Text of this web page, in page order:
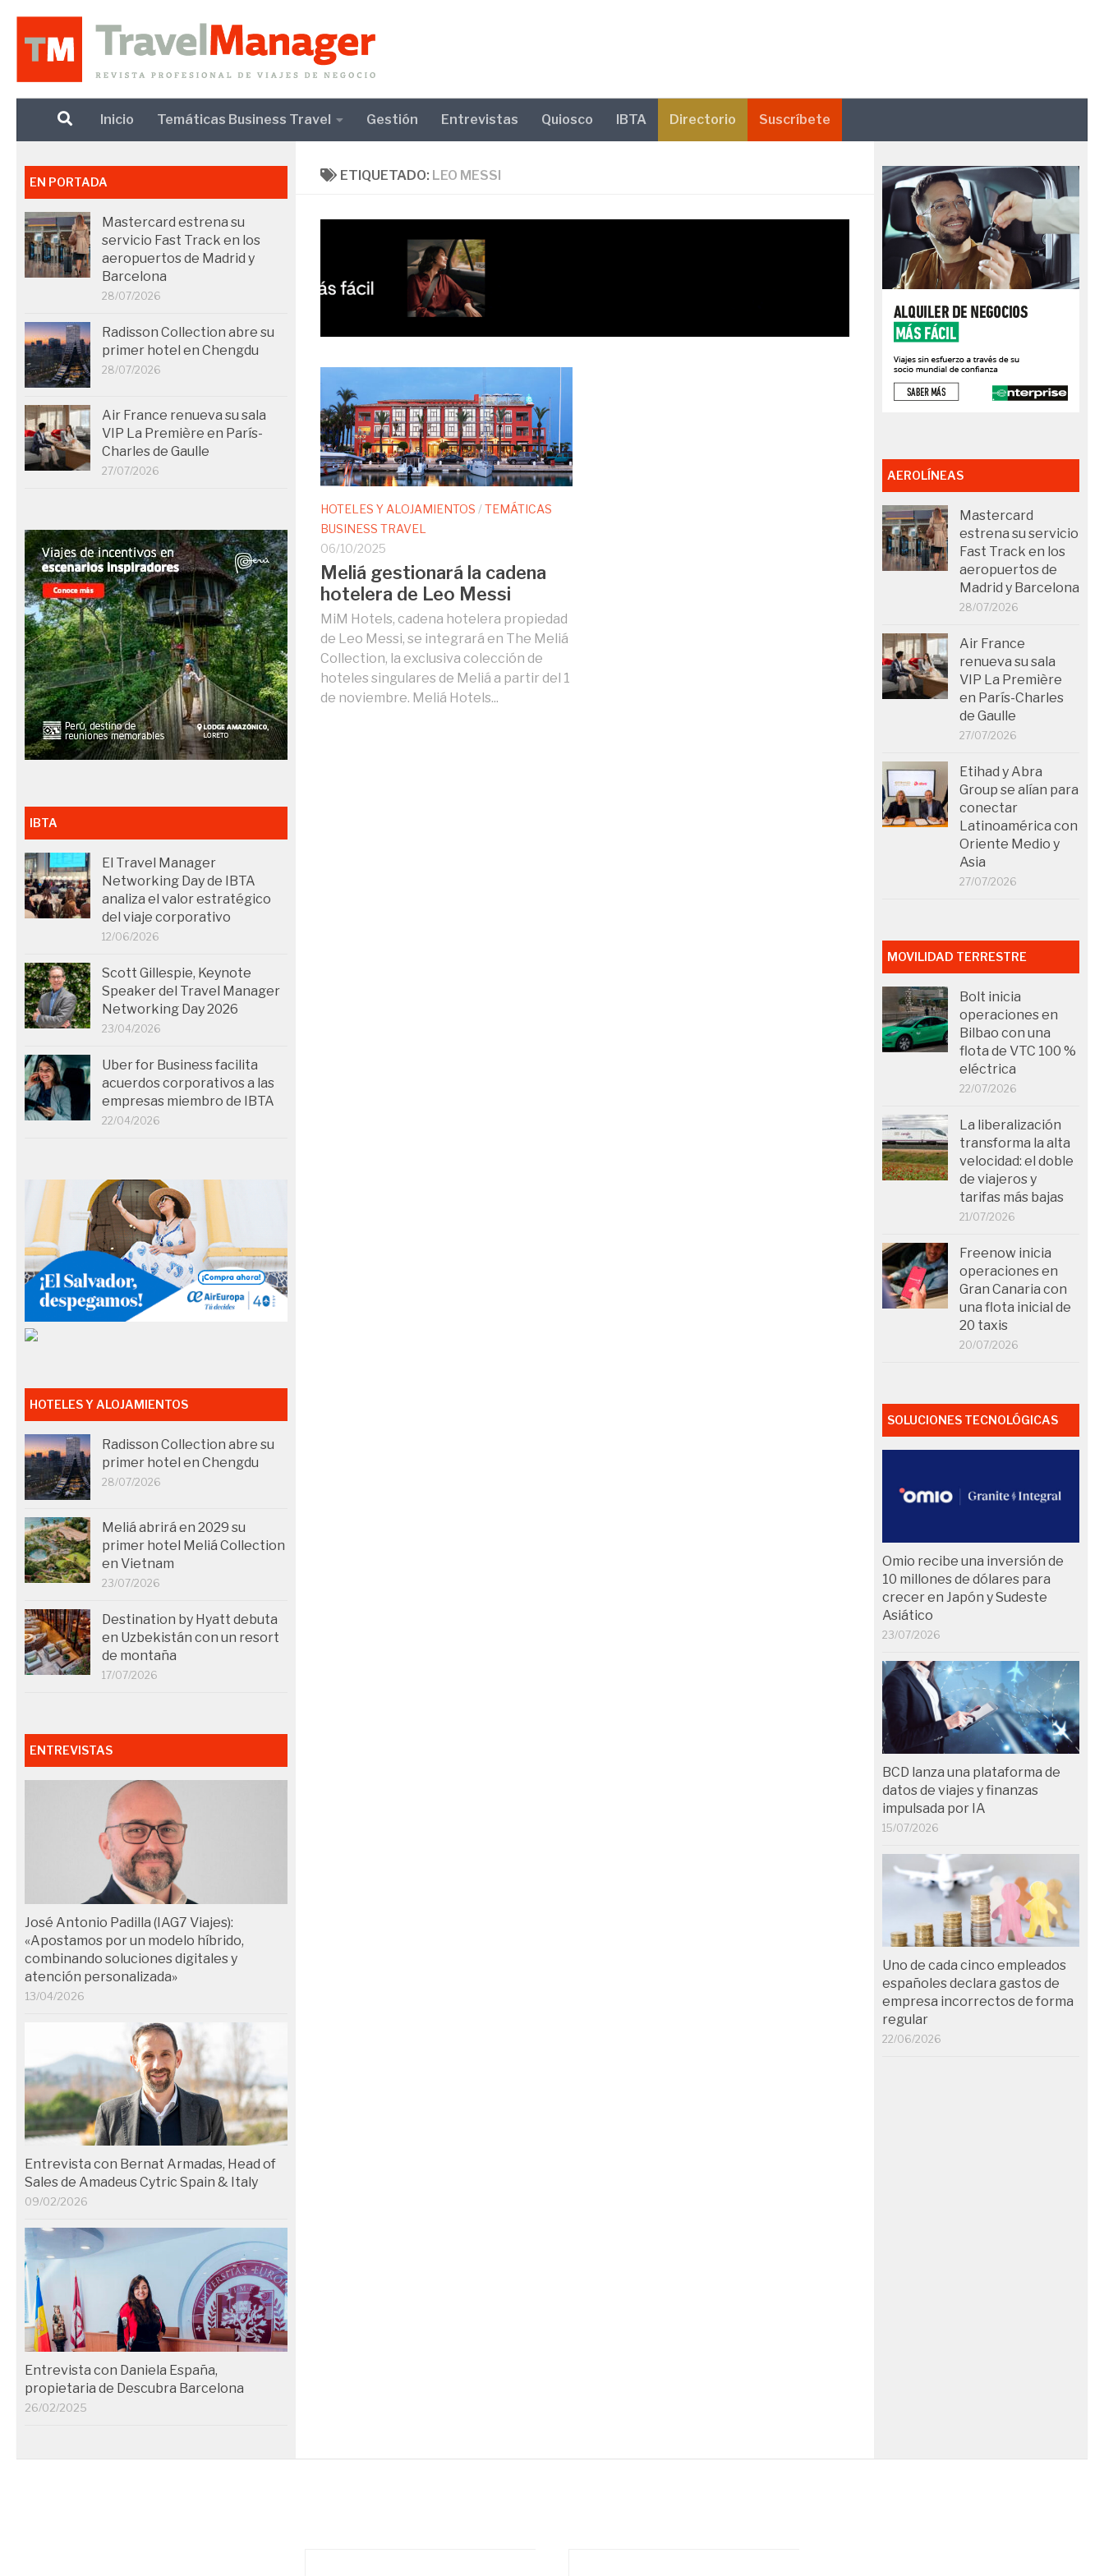
Debajo del contenido
Inicio Temáticas Business Travel Gestión Entrevistas Quiosco IBTA Directorio Suscríbete
ETIQUETADO: LEO MESSI
HOTELES Y ALOJAMIENTOS /TEMÁTICAS
BUSINESS TRAVEL
06/10/2025
Meliá gestionará la cadena
hotelera de Leo Messi
MiM Hotels, cadena hotelera propiedad
de Leo Messi, se integrará en The Meliá
Collection, la exclusiva colección de
hoteles singulares de Meliá a partir del 1
de noviembre. Meliá Hotels...
EN PORTADA
Mastercard estrena su
servicio Fast Track en los
aeropuertos de Madrid y
Barcelona
28/07/2026
Radisson Collection abre su
primer hotel en Chengdu
28/07/2026
Air France renueva su sala
VIP La Première en París-
Charles de Gaulle
27/07/2026
IBTA
El Travel Manager
Networking Day de IBTA
analiza el valor estratégico
del viaje corporativo
12/06/2026
Scott Gillespie, Keynote
Speaker del Travel Manager
Networking Day 2026
23/04/2026
Uber for Business facilita
acuerdos corporativos a las
empresas miembro de IBTA
22/04/2026
HOTELES Y ALOJAMIENTOS
Radisson Collection abre su
primer hotel en Chengdu
28/07/2026
Meliá abrirá en 2029 su
primer hotel Meliá Collection
en Vietnam
23/07/2026
Destination by Hyatt debuta
en Uzbekistán con un resort
de montaña
17/07/2026
ENTREVISTAS
José Antonio Padilla (IAG7 Viajes):
«Apostamos por un modelo híbrido,
combinando soluciones digitales y
atención personalizada»
13/04/2026
Entrevista con Bernat Armadas, Head of
Sales de Amadeus Cytric Spain & Italy
09/02/2026
Entrevista con Daniela España,
propietaria de Descubra Barcelona
26/02/2025
AEROLÍNEAS
Mastercard
estrena su servicio
Fast Track en los
aeropuertos de
Madrid y Barcelona
28/07/2026
Air France
renueva su sala
VIP La Première
en París-Charles
de Gaulle
27/07/2026
Etihad y Abra
Group se alían para
conectar
Latinoamérica con
Oriente Medio y
Asia
27/07/2026
MOVILIDAD TERRESTRE
Bolt inicia
operaciones en
Bilbao con una
flota de VTC 100 %
eléctrica
22/07/2026
La liberalización
transforma la alta
velocidad: el doble
de viajeros y
tarifas más bajas
21/07/2026
Freenow inicia
operaciones en
Gran Canaria con
una flota inicial de
20 taxis
20/07/2026
SOLUCIONES TECNOLÓGICAS
Omio recibe una inversión de
10 millones de dólares para
crecer en Japón y Sudeste
Asiático
23/07/2026
BCD lanza una plataforma de
datos de viajes y finanzas
impulsada por IA
15/07/2026
Uno de cada cinco empleados
españoles declara gastos de
empresa incorrectos de forma
regular
22/06/2026